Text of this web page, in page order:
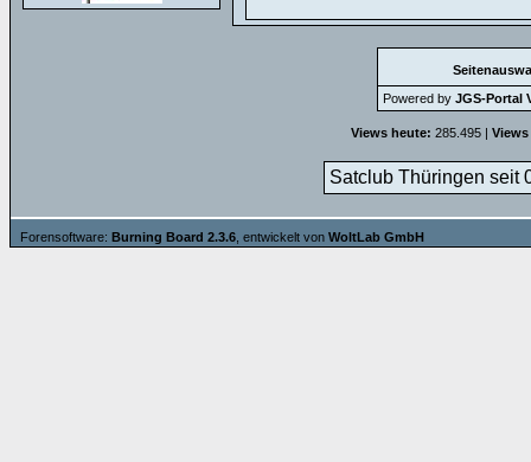
Powered by JGS-Portal
Views heute: 285.495 |
Satclub Thüringen seit
Forensoftware: Burning Board 2.3.6 , entwickelt von WoltLab GmbH